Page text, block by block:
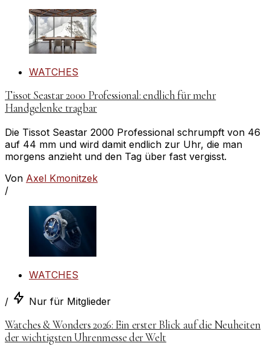
WATCHES
Tissot Seastar 2000 Professional: endlich für mehr
Handgelenke tragbar
Die Tissot Seastar 2000 Professional schrumpft von 46
auf 44 mm und wird damit endlich zur Uhr, die man
morgens anzieht und den Tag über fast vergisst.
Von Axel Kmonitzek
/
WATCHES
/ Nur für Mitglieder
Watches & Wonders 2026: Ein erster Blick auf die Neuheiten
der wichtigsten Uhrenmesse der Welt